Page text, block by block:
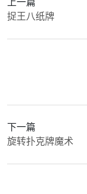
捉王八纸牌
下一篇
旋转扑克牌魔术